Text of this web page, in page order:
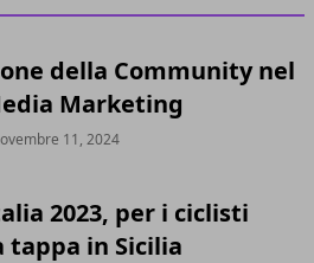
della Community nel
Marketing
11, 2024
2023, per i ciclisti
tappa in Sicilia